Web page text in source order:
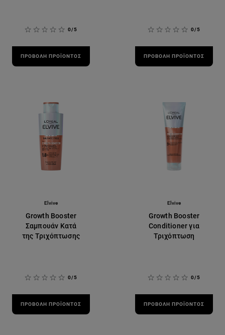
0/5
ΠΡΟΒΟΛΉ ΠΡΟΪΌΝΤΟΣ
0/5
ΠΡΟΒΟΛΉ ΠΡΟΪΌΝΤΟΣ
Elvive
Growth Booster
Σαμπουάν Κατά
της Τριχόπτωσης
0/5
ΠΡΟΒΟΛΉ ΠΡΟΪΌΝΤΟΣ
Elvive
Growth Booster
Conditioner για
Τριχόπτωση
0/5
ΠΡΟΒΟΛΉ ΠΡΟΪΌΝΤΟΣ